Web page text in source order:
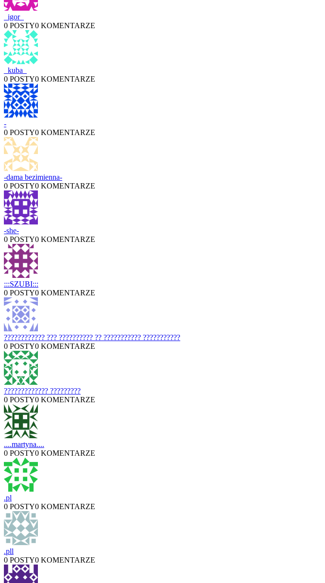
_igor_
0 POSTY0 KOMENTARZE
_kuba_
0 POSTY0 KOMENTARZE
-
0 POSTY0 KOMENTARZE
-dama bezimienna-
0 POSTY0 KOMENTARZE
-she-
0 POSTY0 KOMENTARZE
:::SZUBI:::
0 POSTY0 KOMENTARZE
???????????? ??? ?????????? ?? ??????????? ???????????
0 POSTY0 KOMENTARZE
????????????? ?????????
0 POSTY0 KOMENTARZE
....martyna....
0 POSTY0 KOMENTARZE
.pl
0 POSTY0 KOMENTARZE
.pll
0 POSTY0 KOMENTARZE